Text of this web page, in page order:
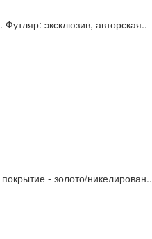
эксклюзив, авторская..
- золото/никелирован..